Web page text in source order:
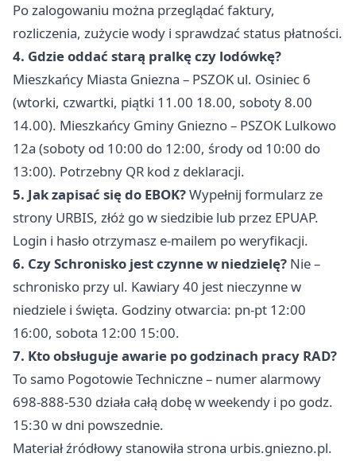
Po zalogowaniu można przeglądać faktury,
rozliczenia, zużycie wody i sprawdzać status płatności.
4. Gdzie oddać starą pralkę czy lodówkę?
Mieszkańcy Miasta Gniezna – PSZOK ul. Osiniec 6
(wtorki, czwartki, piątki 11.00 18.00, soboty 8.00
14.00). Mieszkańcy Gminy Gniezno – PSZOK Lulkowo
12a (soboty od 10:00 do 12:00, środy od 10:00 do
13:00). Potrzebny QR kod z deklaracji.
5. Jak zapisać się do EBOK?Wypełnij formularz ze
strony URBIS, złóż go w siedzibie lub przez EPUAP.
Login i hasło otrzymasz e-mailem po weryfikacji.
6. Czy Schronisko jest czynne w niedzielę? Nie –
schronisko przy ul. Kawiary 40 jest nieczynne w
niedziele i święta. Godziny otwarcia: pn-pt 12:00
16:00, sobota 12:00 15:00.
7. Kto obsługuje awarie po godzinach pracy RAD?
To samo Pogotowie Techniczne – numer alarmowy
698-888-530 działa całą dobę w weekendy i po godz.
15:30 w dni powszednie.
Materiał źródłowy stanowiła strona urbis.gniezno.pl.